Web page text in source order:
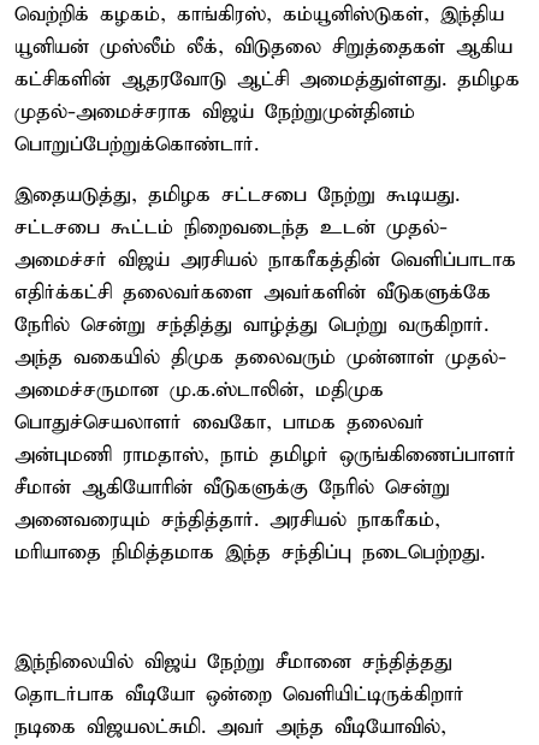
வெற்றிக் கழகம், காங்கிரஸ், கம்யூனிஸ்டுகள், இந்திய
யூனியன் முஸ்லீம் லீக், விடுதலை சிறுத்தைகள் ஆகிய
கட்சிகளின் ஆதரவோடு ஆட்சி அமைத்துள்ளது. தமிழக
முதல்-அமைச்சராக விஜய் நேற்றுமுன்தினம்
பொறுப்பேற்றுக்கொண்டார்.
இதையடுத்து, தமிழக சட்டசபை நேற்று கூடியது.
சட்டசபை கூட்டம் நிறைவடைந்த உடன் முதல்-
அமைச்சர் விஜய் அரசியல் நாகரீகத்தின் வெளிப்பாடாக
எதிர்க்கட்சி தலைவர்களை அவர்களின் வீடுகளுக்கே
நேரில் சென்று சந்தித்து வாழ்த்து பெற்று வருகிறார்.
அந்த வகையில் திமுக தலைவரும் முன்னாள் முதல்-
அமைச்சருமான மு.க.ஸ்டாலின், மதிமுக
பொதுச்செயலாளர் வைகோ, பாமக தலைவர்
அன்புமணி ராமதாஸ், நாம் தமிழர் ஒருங்கிணைப்பாளர்
சீமான் ஆகியோரின் வீடுகளுக்கு நேரில் சென்று
அனைவரையும் சந்தித்தார். அரசியல் நாகரீகம்,
மரியாதை நிமித்தமாக இந்த சந்திப்பு நடைபெற்றது.
இந்நிலையில் விஜய் நேற்று சீமானை சந்தித்தது
தொடர்பாக வீடியோ ஒன்றை வெளியிட்டிருக்கிறார்
நடிகை விஜயலட்சுமி. அவர் அந்த வீடியோவில்,